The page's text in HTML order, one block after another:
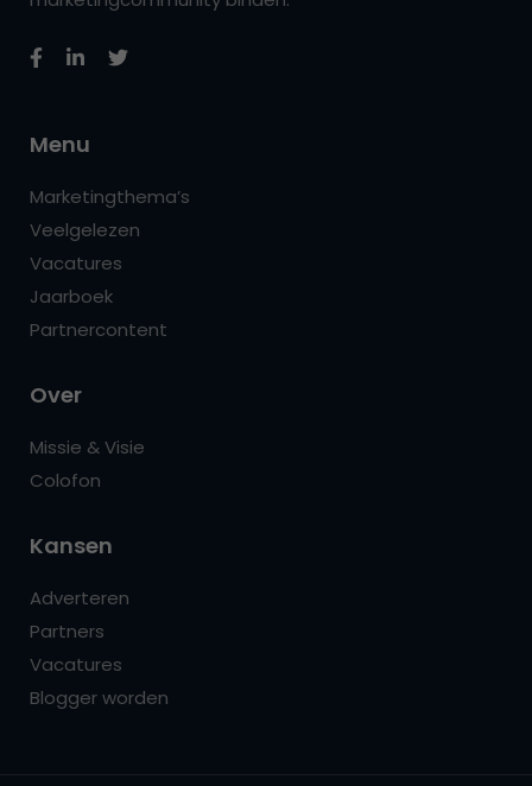
Menu
Marketingthema’s
Veelgelezen
Vacatures
Jaarboek
Partnercontent
Over
Missie & Visie
Colofon
Kansen
Adverteren
Partners
Vacatures
Blogger worden